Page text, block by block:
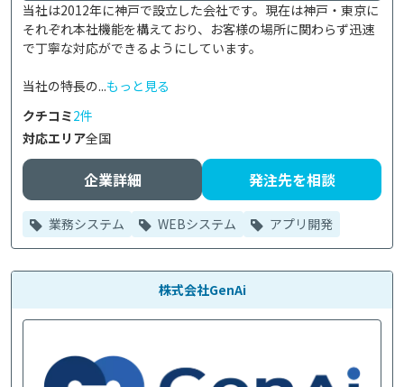
当社は2012年に神戸で設立した会社です。現在は神戸・東京に
それぞれ本社機能を構えており、お客様の場所に関わらず迅速
で丁寧な対応ができるようにしています。
当社の特長の...もっと見る
クチコミ2件
対応エリア全国
企業詳細 発注先を相談
業務システム WEBシステム アプリ開発
株式会社GenAi